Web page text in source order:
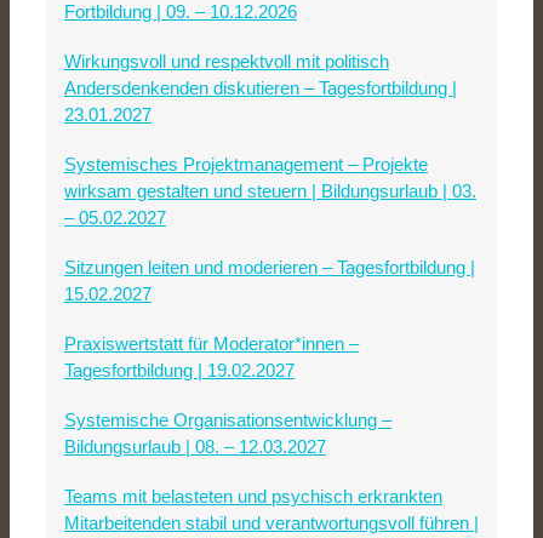
Fortbildung | 09. – 10.12.2026
Wirkungsvoll und respektvoll mit politisch
Andersdenkenden diskutieren – Tagesfortbildung |
23.01.2027
Systemisches Projektmanagement – Projekte
wirksam gestalten und steuern | Bildungsurlaub | 03.
– 05.02.2027
Sitzungen leiten und moderieren – Tagesfortbildung |
15.02.2027
Praxiswertstatt für Moderator*innen –
Tagesfortbildung | 19.02.2027
Systemische Organisationsentwicklung –
Bildungsurlaub | 08. – 12.03.2027
Teams mit belasteten und psychisch erkrankten
Mitarbeitenden stabil und verantwortungsvoll führen |